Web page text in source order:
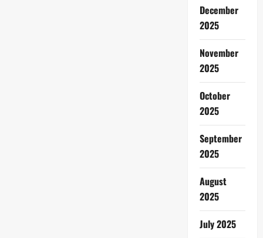
December
2025
November
2025
October
2025
September
2025
August
2025
July 2025